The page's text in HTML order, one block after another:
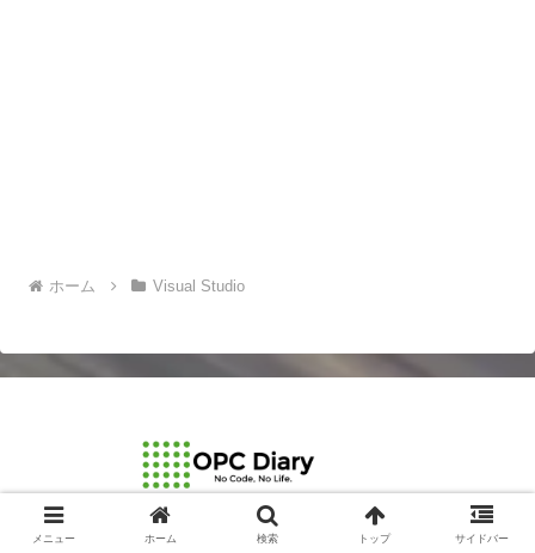
ホーム Visual Studio
© 2003-2026 OPCDiary.
メニュー ホーム 検索 トップ サイドバー